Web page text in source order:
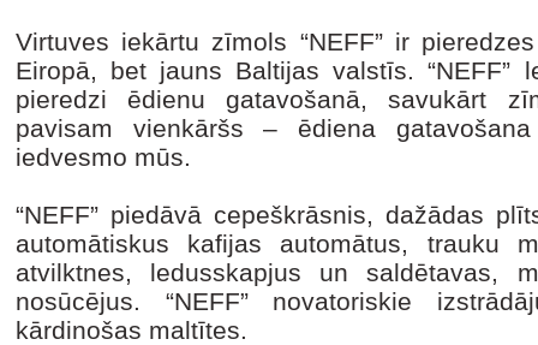
Virtuves iekārtu zīmols “NEFF” ir
Eiropā, bet jauns Baltijas valstīs.
pieredzi ēdienu gatavošanā, savukārt
pavisam vienkāršs – ēdiena
iedvesmo mūs.
“NEFF” piedāvā cepeškrāsnis, dažādas
automātiskus kafijas automātus, trauku
atvilktnes, ledusskapjus un saldētavas,
nosūcējus. “NEFF” novatoriskie
kārdinošas maltītes.